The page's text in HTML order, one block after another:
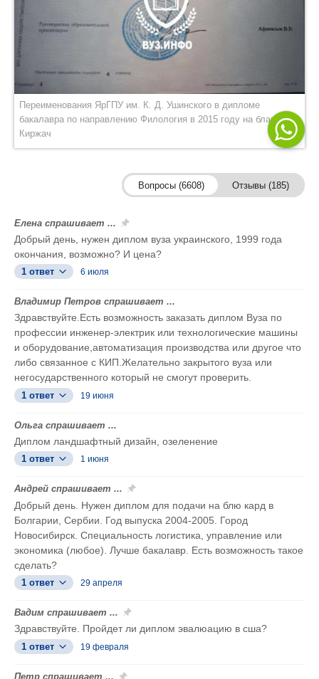
Переименования ЯрГПУ им. К. Д. Ушинского в дипломе
бакалавра по направлению Филология в 2015 году на бланке
Киржач
Вопросы (6608) Отзывы (185)
Елена спрашивает ...
Добрый день, нужен диплом вуза украинского, 1999 года
окончания, возможно? И цена?
1 ответ 6 июля
Владимир Петров спрашивает ...
Здравствуйте.Есть возможность заказать диплом Вуза по
профессии инженер-электрик или технологические машины
и оборудование,автоматизация производства или другое что
либо связанное с КИП.Желательно закрытого вуза или
негосударственного который не смогут проверить.
1 ответ 19 июня
Ольга спрашивает ...
Диплом ландшафтный дизайн, озеленение
1 ответ 1 июня
Андрей спрашивает ...
Добрый день. Нужен диплом для подачи на блю кард в
Болгарии, Сербии. Год выпуска 2004-2005. Город
Новосибирск. Специальность логистика, управление или
экономика (любое). Лучше бакалавр. Есть возможность такое
сделать?
1 ответ 29 апреля
Вадим спрашивает ...
Здравствуйте. Пройдет ли диплом эвалюацию в сша?
1 ответ 19 февраля
Петр спрашивает ...